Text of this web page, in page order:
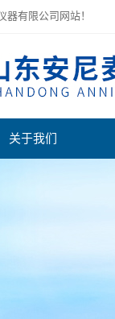
有限公司网站！
关于我们